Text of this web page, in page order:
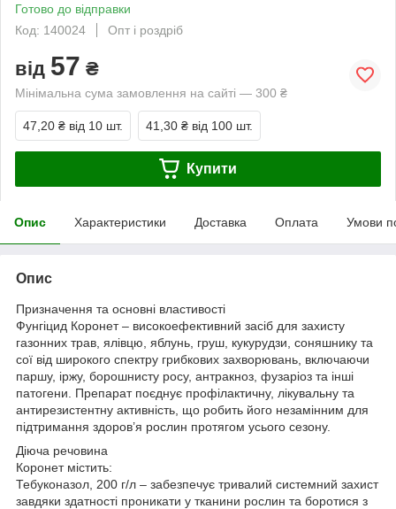
Готово до відправки
Код: 140024
Опт і роздріб
від 57 ₴
Мінімальна сума замовлення на сайті — 300 ₴
47,20 ₴ від 10 шт. 41,30 ₴ від 100 шт.
Купити
Опис Характеристики Доставка Оплата Умови
Опис
Призначення та основні властивості
Фунгіцид Коронет – високоефективний засіб для захисту
газонних трав, ялівцю, яблунь, груш, кукурудзи, соняшнику та
сої від широкого спектру грибкових захворювань, включаючи
паршу, іржу, борошнисту росу, антракноз, фузаріоз та інші
патогени. Препарат поєднує профілактичну, лікувальну та
антирезистентну активність, що робить його незамінним для
підтримання здоров’я рослин протягом усього сезону.
Діюча речовина
Коронет містить:
Тебуконазол, 200 г/л – забезпечує тривалий системний захист
завдяки здатності проникати у тканини рослин та боротися з